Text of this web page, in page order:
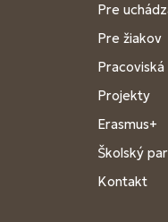
Pre
Pre žiakov
Pracoviská
Projekty
Erasmus+
Školský
Kontakt